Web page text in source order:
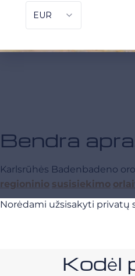
Bendra
Karlsrūhės Badenbadeno
regioninio susisiekimo
Norėdami užsisakyti privatų
Kodėl